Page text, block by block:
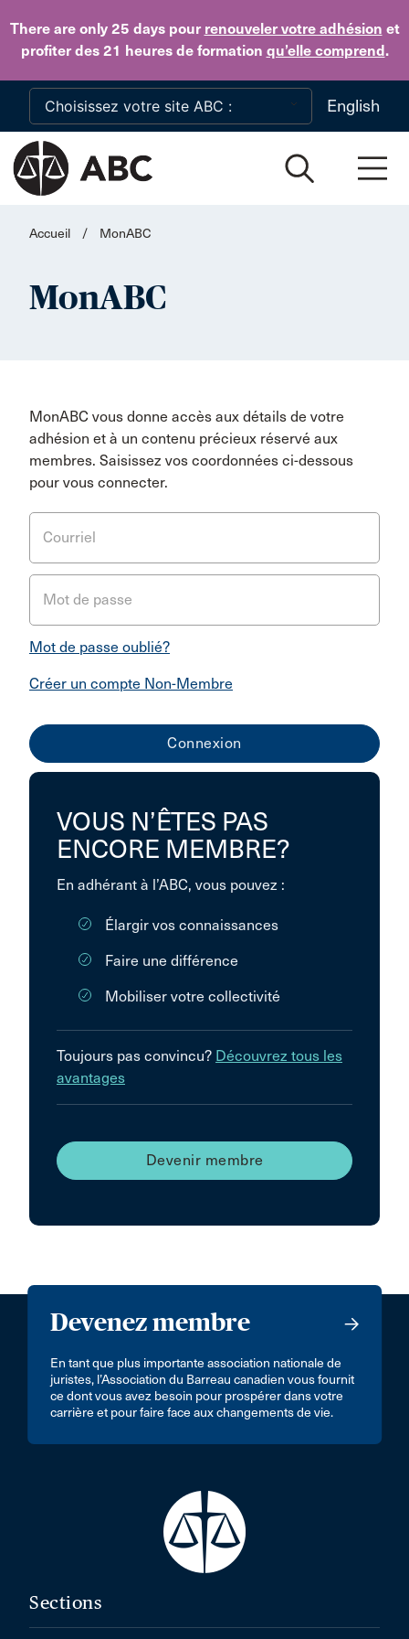
There are only 25 dayspour renouveler votre adhésion et
profiter des 21 heures de formation qu’elle comprend.
Skip to main content
English
Accueil / MonABC
MonABC
MonABC vous donne accès aux détails de votre
adhésion et à un contenu précieux réservé aux
membres. Saisissez vos coordonnées ci-dessous
pour vous connecter.
Courriel
Mot de passe
Mot de passe oublié?
Créer un compte Non-Membre
VOUS N’ÊTES PAS
ENCORE MEMBRE?
En adhérant à l’ABC, vous pouvez :
Élargir vos connaissances
Faire une différence
Mobiliser votre collectivité
Toujours pas convincu? Découvrez tous les
avantages
Devenir membre
Devenez membre
En tant que plus importante association nationale de
juristes, l’Association du Barreau canadien vous fournit
ce dont vous avez besoin pour prospérer dans votre
carrière et pour faire face aux changements de vie.
Sections